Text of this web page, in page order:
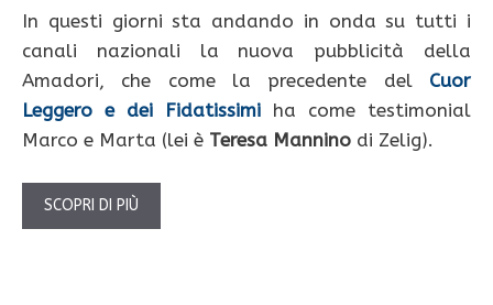
In questi giorni sta andando in onda su tutti i
canali nazionali la nuova pubblicità della
Amadori, che come la precedente del Cuor
Leggero e dei Fidatissimi ha come testimonial
Marco e Marta (lei è Teresa Mannino di Zelig).
SCOPRI DI PIÙ